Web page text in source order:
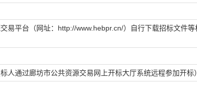
易平台（网址：http://www.hebpr.cn/）自行下载招标文件等
人通过廊坊市公共资源交易网上开标大厅系统远程参加开标